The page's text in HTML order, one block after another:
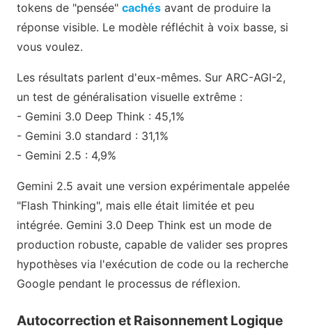
tokens de "pensée" cachés avant de produire la
réponse visible. Le modèle réfléchit à voix basse, si
vous voulez.
Les résultats parlent d'eux-mêmes. Sur ARC-AGI-2,
un test de généralisation visuelle extrême :
- Gemini 3.0 Deep Think : 45,1%
- Gemini 3.0 standard : 31,1%
- Gemini 2.5 : 4,9%
Gemini 2.5 avait une version expérimentale appelée
"Flash Thinking", mais elle était limitée et peu
intégrée. Gemini 3.0 Deep Think est un mode de
production robuste, capable de valider ses propres
hypothèses via l'exécution de code ou la recherche
Google pendant le processus de réflexion.
Autocorrection et Raisonnement Logique